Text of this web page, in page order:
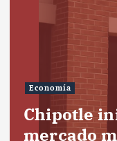
Economía
Chipotle
mercado